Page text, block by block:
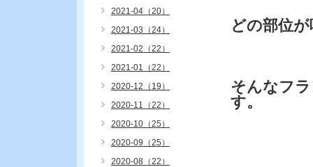
どの部位
そんなフ
す。
2021-04（20）
2021-03（24）
2021-02（22）
2021-01（22）
2020-12（19）
2020-11（22）
2020-10（25）
2020-09（25）
2020-08（22）